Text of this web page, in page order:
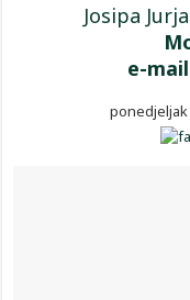
Josipa
e-
ponedjeljak